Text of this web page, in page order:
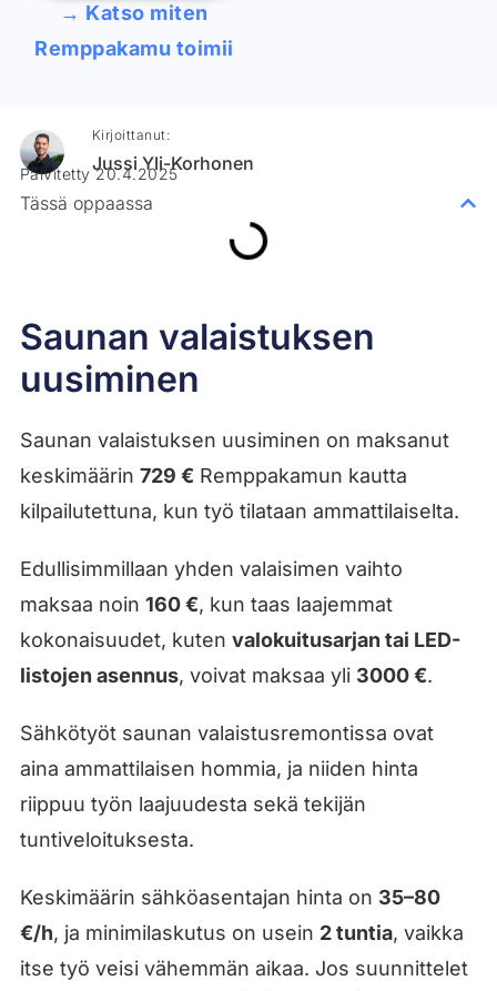
→ Katso miten
Remppakamu toimii
Saunan valaistuksen
uusiminen
Saunan valaistuksen uusiminen on maksanut
keskimäärin 729 € Remppakamun kautta
kilpailutettuna, kun työ tilataan ammattilaiselta.
Edullisimmillaan yhden valaisimen vaihto
maksaa noin 160 €, kun taas laajemmat
kokonaisuudet, kuten valokuitusarjan tai LED-
listojen asennus, voivat maksaa yli 3000 €.
Sähkötyöt saunan valaistusremontissa ovat
aina ammattilaisen hommia, ja niiden hinta
riippuu työn laajuudesta sekä tekijän
tuntiveloituksesta.
Keskimäärin sähköasentajan hinta on 35–80
€/h, ja minimilaskutus on usein 2 tuntia, vaikka
itse työ veisi vähemmän aikaa. Jos suunnittelet
Kirjoittanut:
Jussi Yli-Korhonen
Päivitetty 20.4.2025
Tässä oppaassa